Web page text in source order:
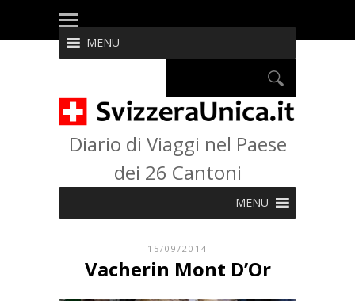
MENU
Diario di Viaggi nel Paese
dei 26 Cantoni
MENU
15/09/2014
Vacherin Mont D’Or